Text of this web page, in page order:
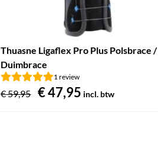
Thuasne Ligaflex Pro Plus Polsbrace /
Duimbrace
1 review
€59,95
Oorspronkelijke
€47,95Huidige
incl. btw